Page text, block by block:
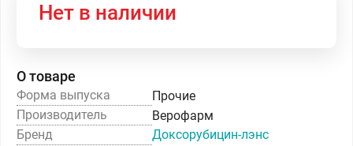
Нет в наличии
О товаре
Форма выпуска
Прочие
Производитель
Верофарм
Бренд
Доксорубицин-лэнс